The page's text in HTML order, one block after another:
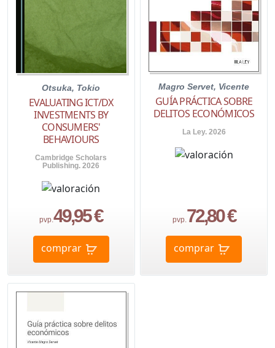
Otsuka, Tokio
EVALUATING ICT/DX
INVESTMENTS BY
CONSUMERS'
BEHAVIOURS
Cambridge Scholars
Publishing. 2026
pvp.49,95 €
comprar
Magro Servet, Vicente
GUÍA PRÁCTICA SOBRE
DELITOS ECONÓMICOS
La Ley. 2026
pvp. 72,80 €
comprar